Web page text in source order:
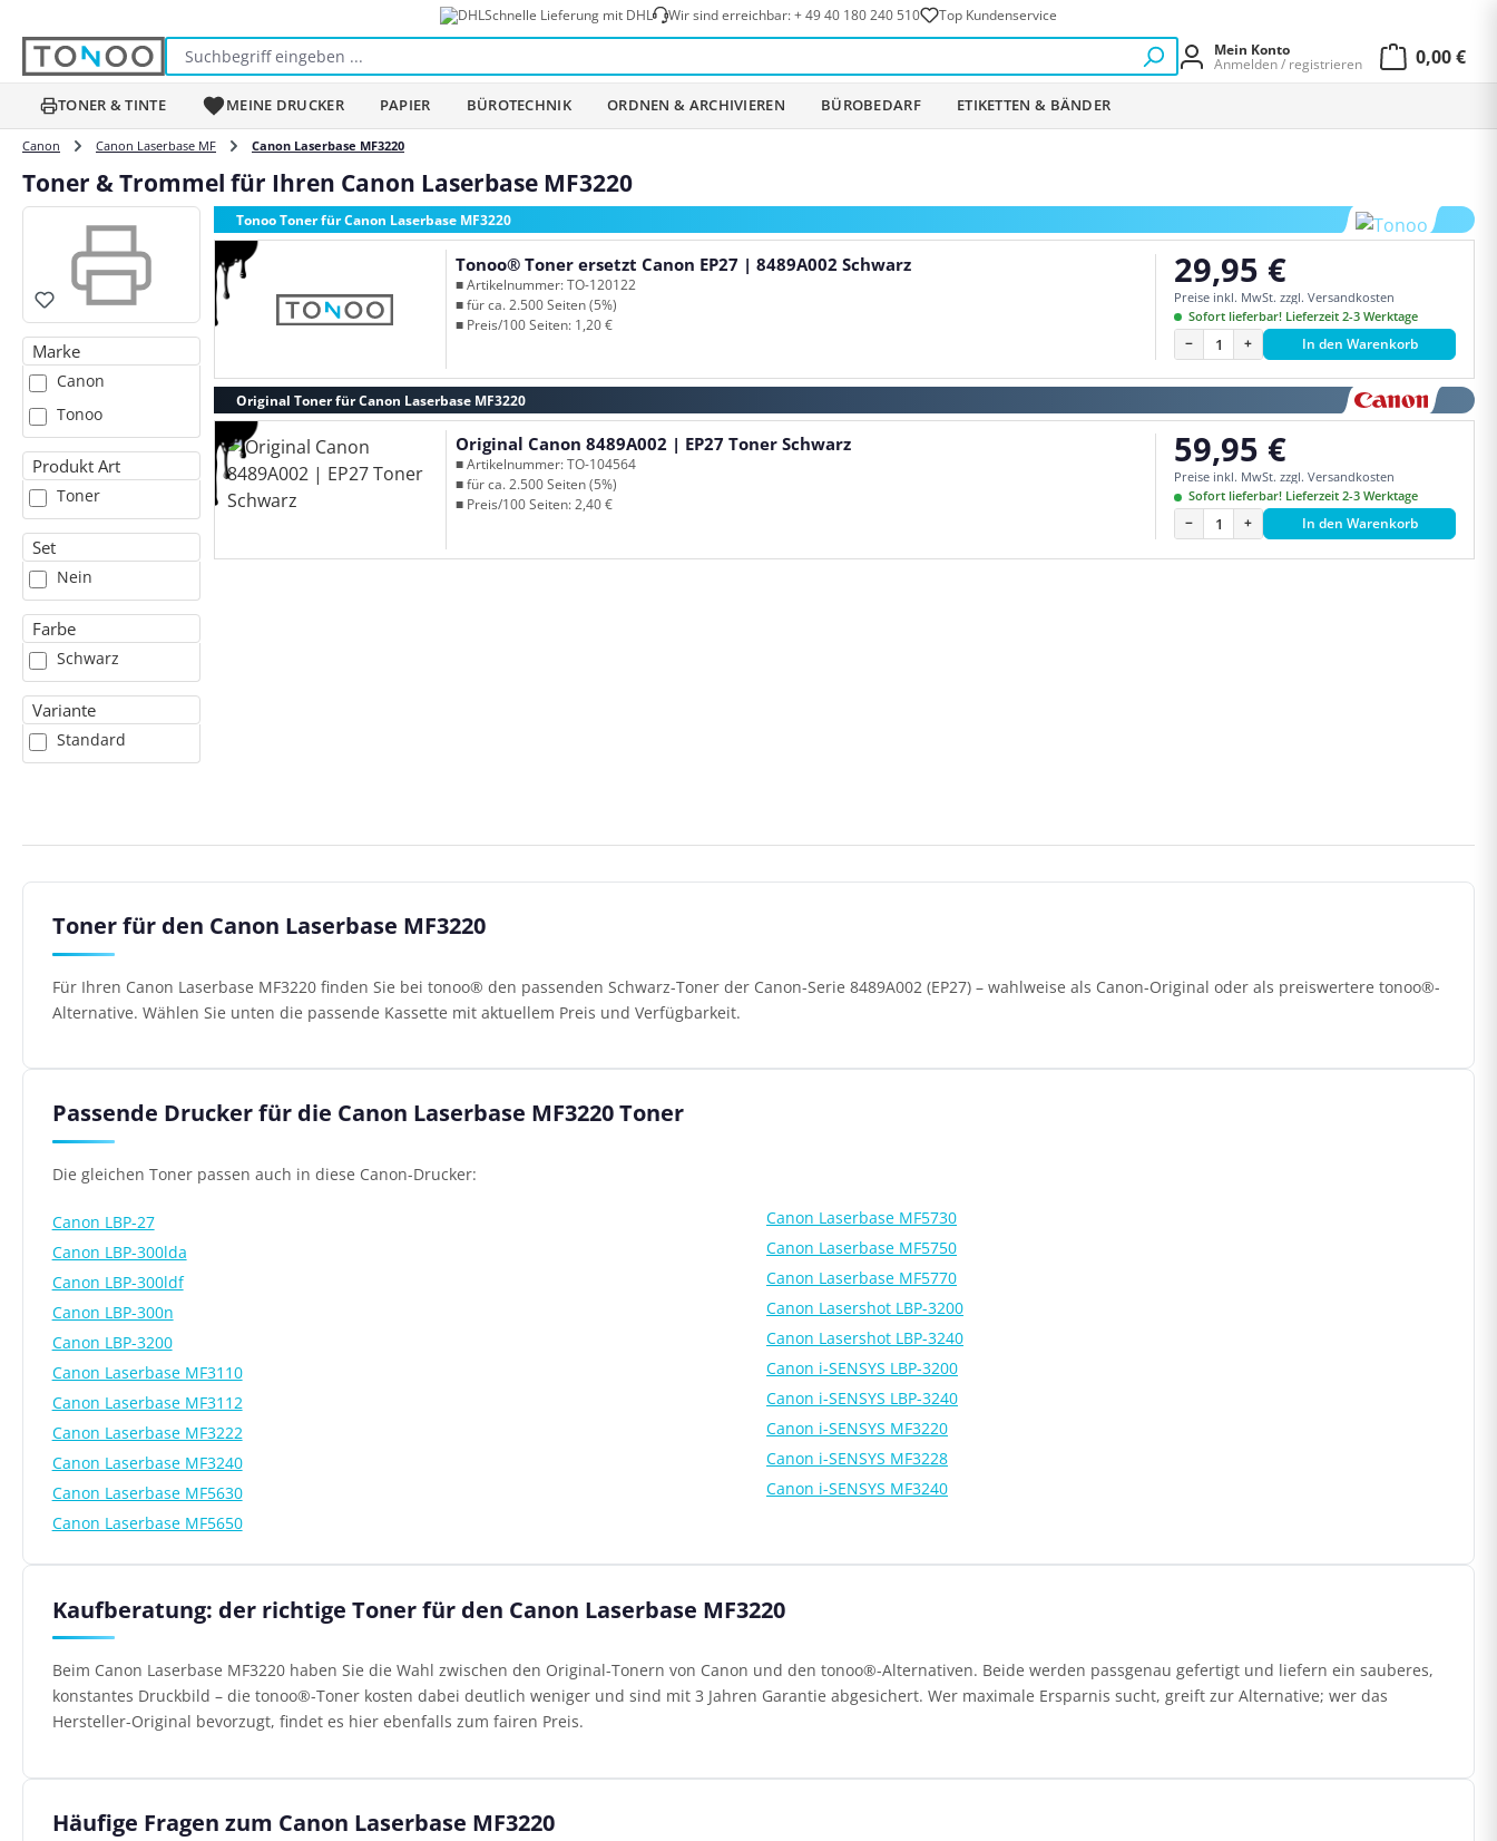
Schnelle Lieferung mit DHL Wir sind erreichbar:+ 49 40 180 240 510 Top Kundenservice
Mein Konto
Anmelden / registrieren
0,00 €
TONER & TINTE MEINE DRUCKER PAPIER BÜROTECHNIK ORDNEN & ARCHIVIEREN BÜROBEDARF ETIKETTEN & BÄNDER
Canon Canon Laserbase MF Canon Laserbase MF3220
Toner & Trommel für Ihren Canon Laserbase MF3220
Marke
Canon
Tonoo
Produkt Art
Toner
Set
Nein
Farbe
Schwarz
Variante
Standard
Tonoo Toner für Canon Laserbase MF3220
Tonoo® Toner ersetzt Canon EP27 | 8489A002 Schwarz
■ Artikelnummer: TO-120122
■ für ca. 2.500 Seiten (5%)
■ Preis/100 Seiten: 1,20 €
Regulärer Preis:
29,95 €
Preise inkl. MwSt. zzgl. Versandkosten
Sofort lieferbar! Lieferzeit 2-3 Werktage
− + In den Warenkorb
Original Toner für Canon Laserbase MF3220
Original Canon 8489A002 | EP27 Toner Schwarz
■ Artikelnummer: TO-104564
■ für ca. 2.500 Seiten (5%)
■ Preis/100 Seiten: 2,40 €
Regulärer Preis:
59,95 €
Preise inkl. MwSt. zzgl. Versandkosten
Sofort lieferbar! Lieferzeit 2-3 Werktage
− + In den Warenkorb
Toner für den Canon Laserbase MF3220
Für Ihren Canon Laserbase MF3220 finden Sie bei tonoo® den passenden Schwarz-Toner der Canon-Serie 8489A002 (EP27) – wahlweise als Canon-Original oder als preiswertere tonoo®-
Alternative. Wählen Sie unten die passende Kassette mit aktuellem Preis und Verfügbarkeit.
Passende Drucker für die Canon Laserbase MF3220 Toner
Die gleichen Toner passen auch in diese Canon-Drucker:
Canon LBP-27
Canon LBP-300lda
Canon LBP-300ldf
Canon LBP-300n
Canon LBP-3200
Canon Laserbase MF3110
Canon Laserbase MF3112
Canon Laserbase MF3222
Canon Laserbase MF3240
Canon Laserbase MF5630
Canon Laserbase MF5650
Canon Laserbase MF5730
Canon Laserbase MF5750
Canon Laserbase MF5770
Canon Lasershot LBP-3200
Canon Lasershot LBP-3240
Canon i-SENSYS LBP-3200
Canon i-SENSYS LBP-3240
Canon i-SENSYS MF3220
Canon i-SENSYS MF3228
Canon i-SENSYS MF3240
Kaufberatung: der richtige Toner für den Canon Laserbase MF3220
Beim Canon Laserbase MF3220 haben Sie die Wahl zwischen den Original-Tonern von Canon und den tonoo®-Alternativen. Beide werden passgenau gefertigt und liefern ein sauberes,
konstantes Druckbild – die tonoo®-Toner kosten dabei deutlich weniger und sind mit 3 Jahren Garantie abgesichert. Wer maximale Ersparnis sucht, greift zur Alternative; wer das
Hersteller-Original bevorzugt, findet es hier ebenfalls zum fairen Preis.
Häufige Fragen zum Canon Laserbase MF3220